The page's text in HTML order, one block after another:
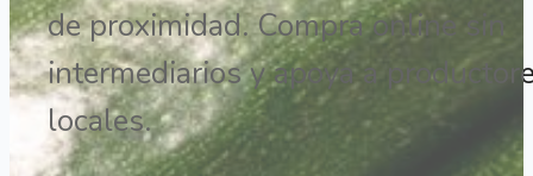
de proximidad. Compra online sin
intermediarios y apoya a
locales.